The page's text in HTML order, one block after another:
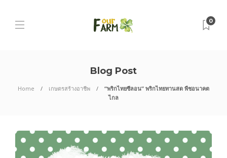
0
Blog Post
Home เกษตรสร้างอาชีพ
“พริกไทยซีลอน” พริกไทยทานสด พืชอนาคต
ไกล